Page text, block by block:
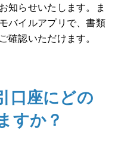
知らせいたします。ま
バイルアプリで、書類
確認いただけます。
口座にどの
すか？